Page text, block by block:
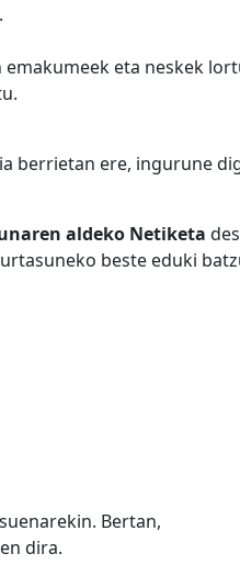
eta neskek
berrietan ere, ingurune
aldeko Netiketa
beste eduki
Bertan,
dira.